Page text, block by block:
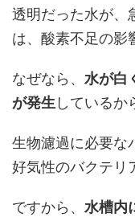
透明だった水が、
は、酸素不足の影
なぜなら、 水が白
が発生しているか
生物濾過に必要な
好気性のバクテリ
ですから、 水槽内